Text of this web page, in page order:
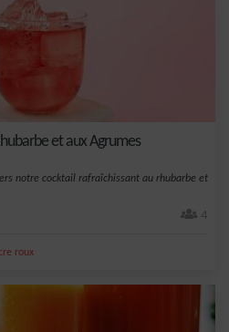
et aux Agrumes
notre cocktail rafraîchissant au rhubarbe et
4
roux